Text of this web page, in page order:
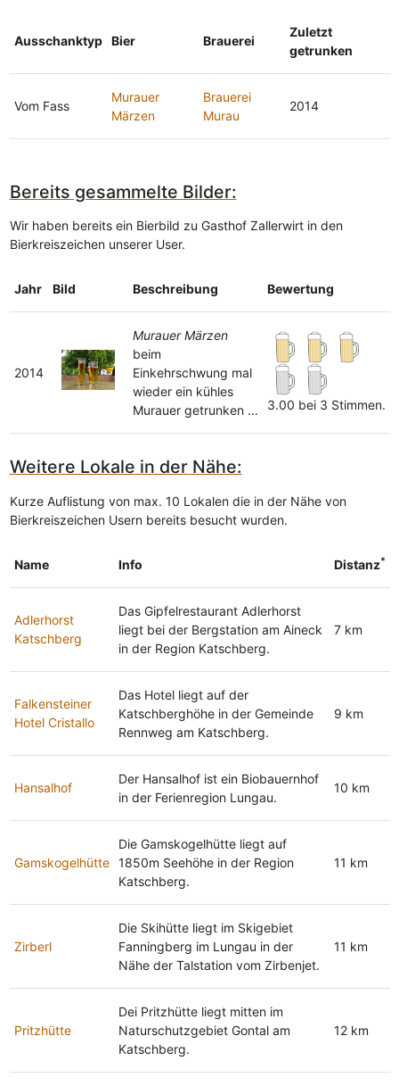
Ausschanktyp Bier Brauerei
Zuletzt
getrunken
Vom Fass
Murauer
Märzen
Brauerei
Murau
2014
Bereits gesammelte Bilder:
Wir haben bereits ein Bierbild zu Gasthof Zallerwirt in den
Bierkreiszeichen unserer User.
Jahr Bild Beschreibung Bewertung
2014
Murauer Märzen
beim
Einkehrschwung mal
wieder ein kühles
Murauer getrunken ...
3.00 bei 3 Stimmen.
Weitere Lokale in der Nähe:
Kurze Auflistung von max. 10 Lokalen die in der Nähe von
Bierkreiszeichen Usern bereits besucht wurden.
Name Info Distanz*
Adlerhorst
Katschberg
Das Gipfelrestaurant Adlerhorst
liegt bei der Bergstation am Aineck
in der Region Katschberg.
7 km
Falkensteiner
Hotel Cristallo
Das Hotel liegt auf der
Katschberghöhe in der Gemeinde
Rennweg am Katschberg.
9 km
Hansalhof
Der Hansalhof ist ein Biobauernhof
in der Ferienregion Lungau.
10 km
Gamskogelhütte
Die Gamskogelhütte liegt auf
1850m Seehöhe in der Region
Katschberg.
11 km
Zirberl
Die Skihütte liegt im Skigebiet
Fanningberg im Lungau in der
Nähe der Talstation vom Zirbenjet.
11 km
Pritzhütte
Dei Pritzhütte liegt mitten im
Naturschutzgebiet Gontal am
Katschberg.
12 km